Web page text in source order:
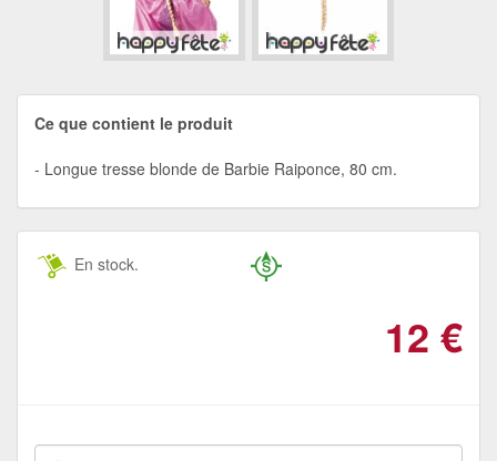
Ce que contient le produit
Longue tresse blonde de Barbie Raiponce, 80 cm.
En stock.
12 €